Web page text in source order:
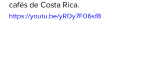
cafés de Costa Rica.
https://youtu.be/yRDy7F06sf8